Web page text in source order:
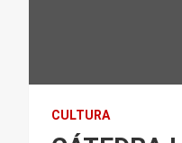
CULTURA